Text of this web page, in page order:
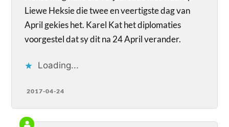
Liewe Heksie die twee en veertigste dag van
April gekies het. Karel Kat het diplomaties
voorgestel dat sy dit na 24 April verander.
Loading...
2017-04-24